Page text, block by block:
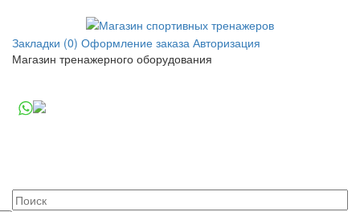
Закладки (0) Оформление заказа Авторизация
Магазин тренажерного оборудования